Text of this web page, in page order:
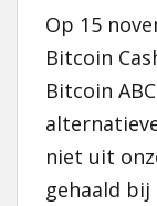
Op 15
Bitcoin
Bitcoin
niet uit
gehaald bij